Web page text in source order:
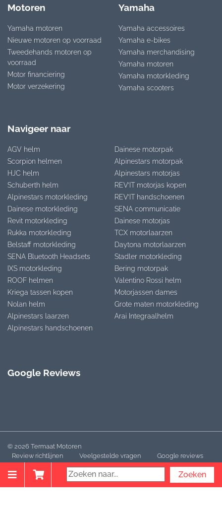
Motoren
Yamaha motoren
Nieuwe motoren op voorraad
Tweedehands motoren op
voorraad
Motor financiering
Motor verzekering
Yamaha
Yamaha accessoires
Yamaha e-bikes
Yamaha merchandising
Yamaha motoren
Yamaha motorkleding
Yamaha scooters
Navigeer naar
AGV helm
Scorpion helmen
HJC helm
Schuberth helm
Alpinestars motorkleding
Dainese motorkleding
Revit motorkleding
Rukka motorkleding
Belstaff motorkleding
SENA Bluetooth Headsets
IXS motorkleding
ROOF helmen
Kriega tassen kopen
Nolan helm
Alpinestars laarzen
Alpinestars handschoenen
Dainese motorpak
Alpinestars motorpak
Alpinestars motorjas
REV’IT motorjas kopen
REV’IT handschoenen
SENA communicatie
Dainese motorjas
TCX motorlaarzen
Daytona motorlaarzen
Stadler motorkleding
Bering motorpak
Valentino Rossi helm
Motorjassen dames
Grote maten motorkleding
Arai Integraalhelm
Google Reviews
© 2026 Termaat Motoren
Review richtlijnen
Veelgestelde vragen Google reviews